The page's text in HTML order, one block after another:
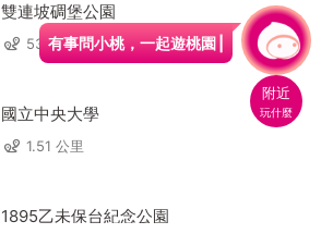
雙連坡碉堡公園
535 公尺
國立中央大學
1.51 公里
1895乙未保台紀念公園
有事問小桃，一起遊桃園
附近
玩什麼